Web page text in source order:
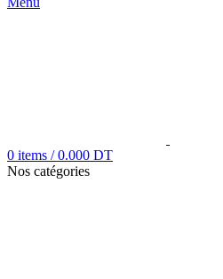
0 items / 0.000 DT
Nos catégories